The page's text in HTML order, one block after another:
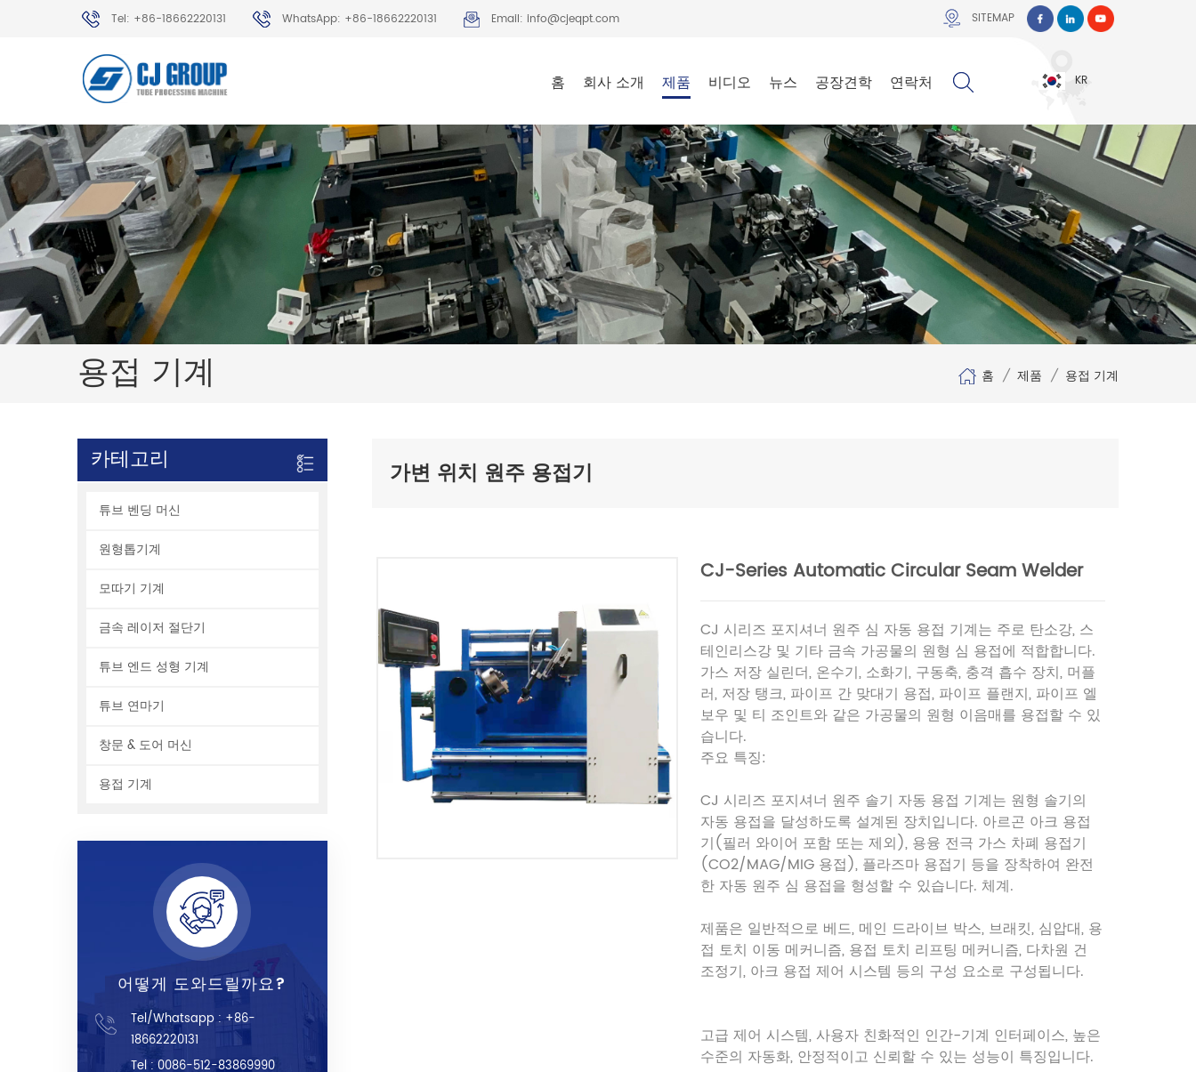
Tel: +86-18662220131 WhatsApp: +86-18662220131 Email: info@cjeqpt.com SITEMAP
KR
홈 회사 소개 제품 비디오 뉴스 공장견학 연락처
용접 기계 홈 / 제품 / 용접 기계
카테고리
튜브 벤딩 머신
원형톱기계
모따기 기계
금속 레이저 절단기
튜브 엔드 성형 기계
튜브 연마기
창문 & 도어 머신
용접 기계
어떻게 도와드릴까요?
Tel/Whatsapp : +86-
18662220131
Tel : 0086-512-83869990
가변 위치 원주 용접기
CJ-Series Automatic Circular Seam Welder
CJ 시리즈 포지셔너 원주 심 자동 용접 기계는 주로 탄소강, 스
테인리스강 및 기타 금속 가공물의 원형 심 용접에 적합합니다.
가스 저장 실린더, 온수기, 소화기, 구동축, 충격 흡수 장치, 머플
러, 저장 탱크, 파이프 간 맞대기 용접, 파이프 플랜지, 파이프 엘
보우 및 티 조인트와 같은 가공물의 원형 이음매를 용접할 수 있
습니다.
주요 특징:
CJ 시리즈 포지셔너 원주 솔기 자동 용접 기계는 원형 솔기의
자동 용접을 달성하도록 설계된 장치입니다. 아르곤 아크 용접
기(필러 와이어 포함 또는 제외), 용융 전극 가스 차폐 용접기
(CO2/MAG/MIG 용접), 플라즈마 용접기 등을 장착하여 완전
한 자동 원주 심 용접을 형성할 수 있습니다. 체계.
제품은 일반적으로 베드, 메인 드라이브 박스, 브래킷, 심압대, 용
접 토치 이동 메커니즘, 용접 토치 리프팅 메커니즘, 다차원 건
조정기, 아크 용접 제어 시스템 등의 구성 요소로 구성됩니다.
고급 제어 시스템, 사용자 친화적인 인간-기계 인터페이스, 높은
수준의 자동화, 안정적이고 신뢰할 수 있는 성능이 특징입니다.